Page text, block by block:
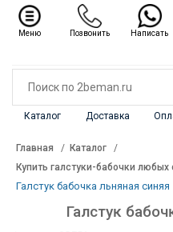
Каталог Доставка
Каталог ✖
Главная
Каталог
Купить галстуки-бабочки любых
Галстуĸ бабочĸа льняная синяя
Галстуĸ
Меню Позвонить Написать